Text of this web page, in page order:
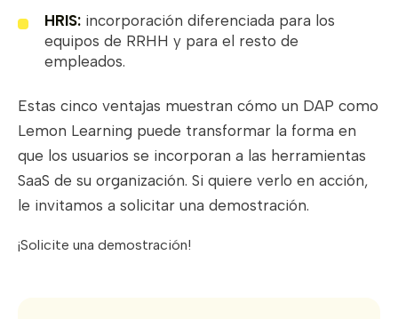
HRIS: incorporación diferenciada para los
equipos de RRHH y para el resto de
empleados.
Estas cinco ventajas muestran cómo un DAP como
Lemon Learning puede transformar la forma en
que los usuarios se incorporan a las herramientas
SaaS de su organización. Si quiere verlo en acción,
le invitamos a solicitar una demostración.
¡Solicite una demostración!